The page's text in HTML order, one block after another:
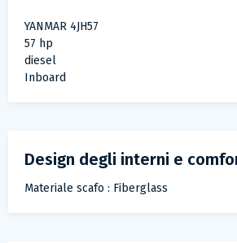
YANMAR 4JH57
57 hp
diesel
Inboard
Design degli interni e
Materiale scafo : Fiberglass